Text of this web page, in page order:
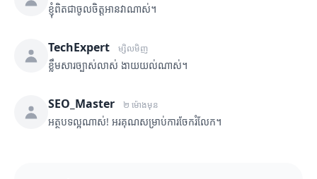
ខ្ញុំពិតជាចូលចិត្តអានវាណាស់។
TechExpert ម្សិលមិញ
ខ្លឹមសារច្បាស់លាស់ ងាយយល់ណាស់។
SEO_Master ២ ម៉ោងមុន
អត្ថបទល្អណាស់! អរគុណសម្រាប់ការចែករំលែក។